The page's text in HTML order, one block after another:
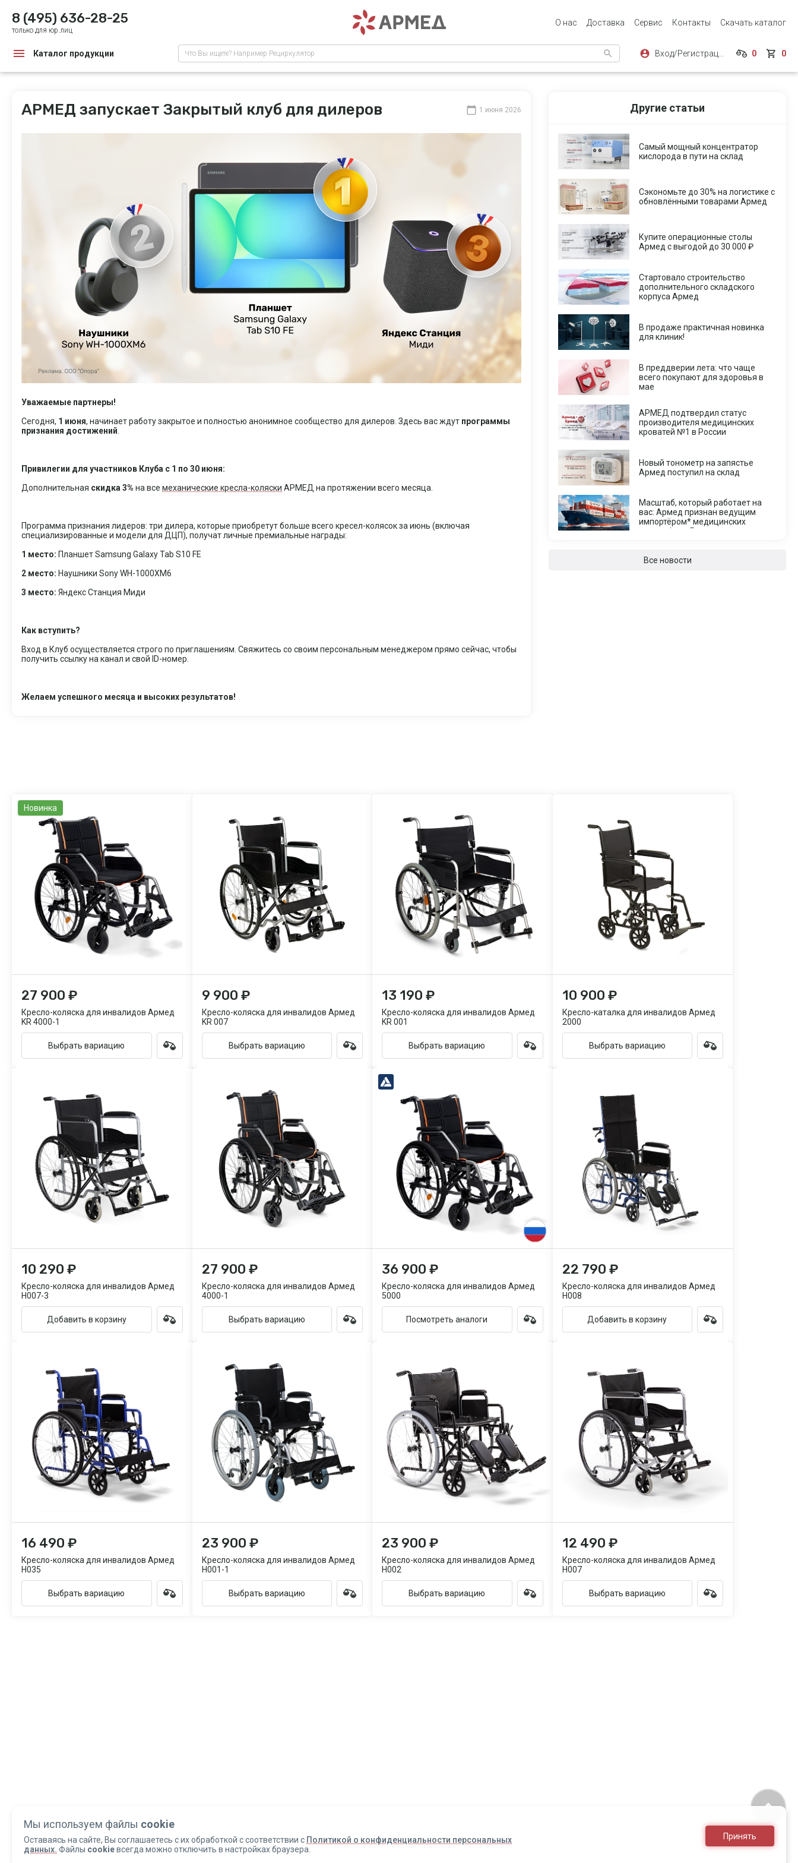
8 (495) 636-28-25
только для юр.лиц
О нас Доставка Сервис Контакты Скачать каталог
Каталог продукции Что Вы ищете? Например Рециркулятор 0 0
АРМЕД запускает Закрытый клуб для дилеров 1 июня 2026
Уважаемые партнеры!
Сегодня, 1 июня, начинает работу закрытое и полностью анонимное сообщество для дилеров. Здесь вас ждут программы
признания достижений
Привилегии для участников Клуба с 1 по 30 июня:
Дополнительная скидка 3% на все механические кресла-коляски АРМЕД на протяжении всего месяца.
Программа признания лидеров: три дилера, которые приобретут больше всего кресел-колясок за июнь (включая
специализированные и модели для ДЦП), получат личные премиальные награды:
1 место: Планшет Samsung Galaxy Tab S10 FE
2 место: Наушники Sony WH-1000XM6
3 место: Яндекс Станция Миди
Как вступить?
Вход в Клуб осуществляется строго по приглашениям. Свяжитесь со своим персональным менеджером прямо сейчас, чтобы
получить ссылку на канал и свой ID-номер.
Желаем успешного месяца и высоких результатов!
Другие статьи
Самый мощный концентратор
кислорода в пути на склад
Сэкономьте до 30% на логистике с
обновлёнными товарами Армед
Купите операционные столы
Армед с выгодой до 30 000 ₽
Стартовало строительство
дополнительного складского
корпуса Армед
В продаже практичная новинка
для клиник!
В преддверии лета: что чаще
всего покупают для здоровья в
мае
АРМЕД подтвердил статус
производителя медицинских
кроватей №1 в России
Новый тонометр на запястье
Армед поступил на склад
Масштаб, который работает на
вас: Армед признан ведущим
импортёром* медицинских
центрифуг в России
Все новости
Новинка
27 900 ₽
Кресло-коляска для инвалидов Армед
KR 4000-1
Выбрать вариацию
9 900 ₽
Кресло-коляска для инвалидов Армед
KR 007
Выбрать вариацию
13 190 ₽
Кресло-коляска для инвалидов Армед
KR 001
Выбрать вариацию
10 900 ₽
Кресло-каталка для инвалидов Армед
2000
Выбрать вариацию
10 290 ₽
Кресло-коляска для инвалидов Армед
H007-3
Добавить в корзину
27 900 ₽
Кресло-коляска для инвалидов Армед
4000-1
Выбрать вариацию
36 900 ₽
Кресло-коляска для инвалидов Армед
5000
Посмотреть аналоги
22 790 ₽
Кресло-коляска для инвалидов Армед
H008
Добавить в корзину
16 490 ₽
Кресло-коляска для инвалидов Армед
H035
Выбрать вариацию
23 900 ₽
Кресло-коляска для инвалидов Армед
H001-1
Выбрать вариацию
23 900 ₽
Кресло-коляска для инвалидов Армед
H002
Выбрать вариацию
12 490 ₽
Кресло-коляска для инвалидов Армед
H007
Выбрать вариацию
Мы используем файлы cookie
Оставаясь на сайте, Вы соглашаетесь с их обработкой с соответствии с Политикой о конфиденциальности персональных
данных. Файлы cookieвсегда можно отключить в настройках браузера.
Принять